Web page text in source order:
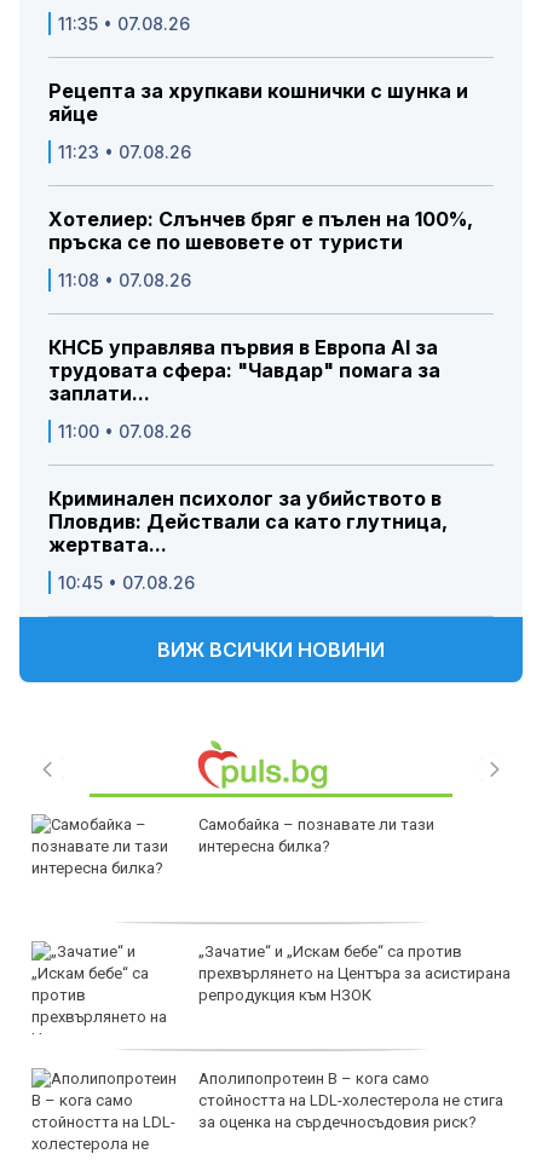
11:35 • 07.08.26
Рецепта за хрупкави кошнички с шунка и
яйце
11:23 • 07.08.26
Хотелиер: Слънчев бряг е пълен на 100%,
пръска се по шевовете от туристи
11:08 • 07.08.26
КНСБ управлява първия в Европа AI за
трудовата сфера: "Чавдар" помага за
заплати...
11:00 • 07.08.26
Криминален психолог за убийството в
Пловдив: Действали са като глутница,
жертвата...
10:45 • 07.08.26
ВИЖ ВСИЧКИ НОВИНИ
Самобайка – познавате ли тази
интересна билка?
„Зачатие“ и „Искам бебе“ са против
прехвърлянето на Центъра за асистирана
репродукция към НЗОК
Аполипопротеин B – кога само
стойността на LDL-холестерола не стига
за оценка на сърдечносъдовия риск?